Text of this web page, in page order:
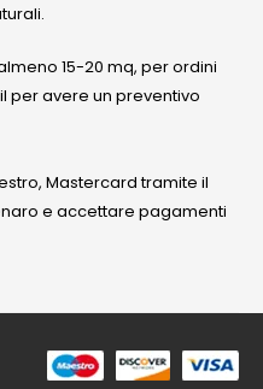
15-20 mq, per ordini
per avere un preventivo
Mastercard tramite il
e accettare pagamenti